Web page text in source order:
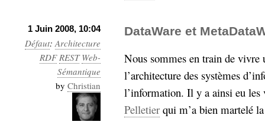
1 Juin 2008, 10:04
Défaut:Architecture
RDF REST Web-
Sémantique
by Christian
DataWare et
Nous sommes en train de vivre
l’architecture des systèmes
l’information. Il y a ainsi eu les
Pelletier qui m’a bien martelé